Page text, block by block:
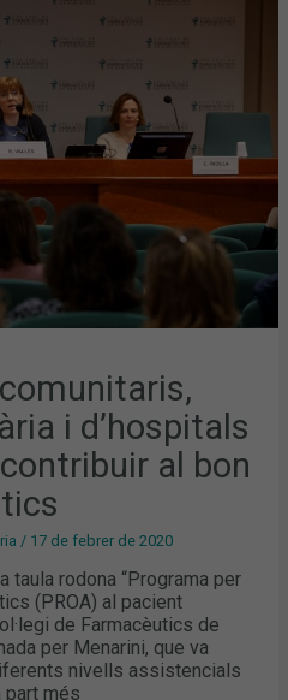
i d’hospitals
al bon
/ 17 de febrer de 2020
taula rodona “Programa per
(PROA) al pacient
de Farmacèutics de
per Menarini, que va
nivells assistencials
part més